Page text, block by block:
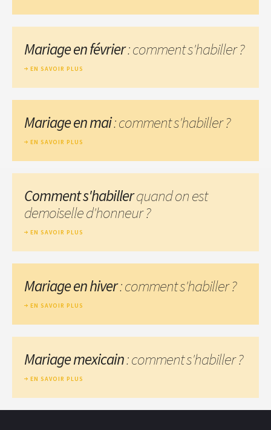
Mariage en février: comment s'habiller ?
EN SAVOIR PLUS
Mariage en mai: comment s'habiller ?
EN SAVOIR PLUS
Comment s'habillerquand on est
demoiselle d'honneur ?
EN SAVOIR PLUS
Mariage en hiver: comment s'habiller ?
EN SAVOIR PLUS
Mariage mexicain: comment s'habiller ?
EN SAVOIR PLUS